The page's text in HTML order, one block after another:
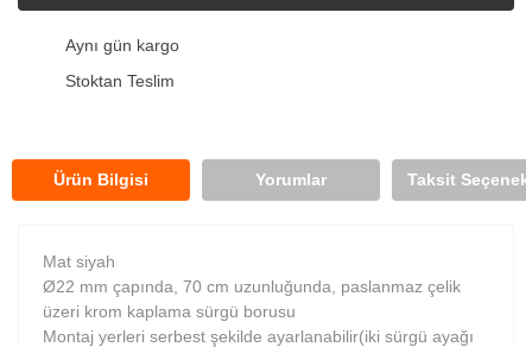
Aynı gün kargo
Stoktan Teslim
Ürün Bilgisi Yorumlar Taksit
Mat siyah
Ø22 mm çapında, 70 cm uzunluğunda, paslanmaz çelik
üzeri krom kaplama sürgü borusu
Montaj yerleri serbest şekilde ayarlanabilir(iki sürgü ayağı